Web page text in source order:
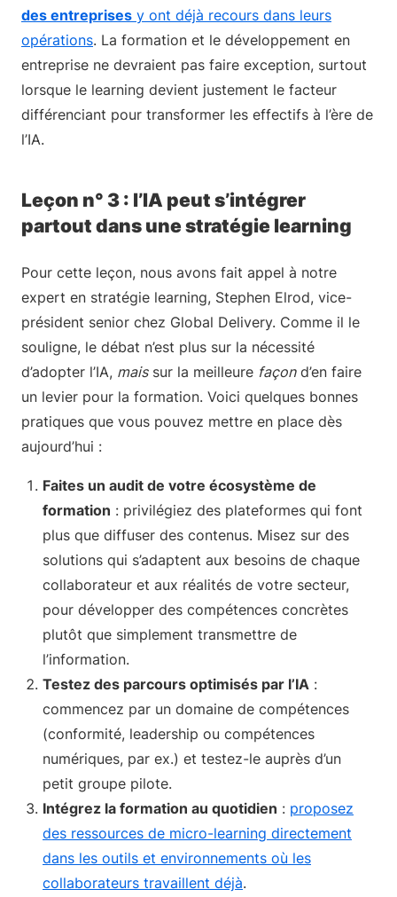
des entreprises y ont déjà recours dans leurs
opérations. La formation et le développement en
entreprise ne devraient pas faire exception, surtout
lorsque le learning devient justement le facteur
différenciant pour transformer les effectifs à l’ère de
l’IA.
Leçon n° 3 : l’IA peut s’intégrer
partout dans une stratégie learning
Pour cette leçon, nous avons fait appel à notre
expert en stratégie learning, Stephen Elrod, vice-
président senior chez Global Delivery. Comme il le
souligne, le débat n’est plus sur la nécessité
d’adopter l’IA, maissur la meilleure façond’en faire
un levier pour la formation. Voici quelques bonnes
pratiques que vous pouvez mettre en place dès
aujourd’hui :
Faites un audit de votre écosystème de
formation : privilégiez des plateformes qui font
plus que diffuser des contenus. Misez sur des
solutions qui s’adaptent aux besoins de chaque
collaborateur et aux réalités de votre secteur,
pour développer des compétences concrètes
plutôt que simplement transmettre de
l’information.
Testez des parcours optimisés par l’IA :
commencez par un domaine de compétences
(conformité, leadership ou compétences
numériques, par ex.) et testez-le auprès d’un
petit groupe pilote.
Intégrez la formation au quotidien : proposez
des ressources de micro-learning directement
dans les outils et environnements où les
collaborateurs travaillent déjà.